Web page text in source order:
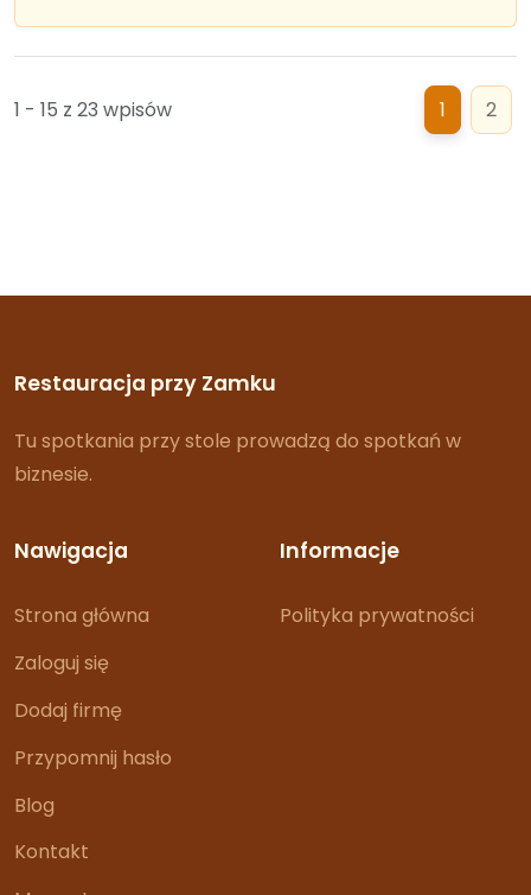
1 - 15 z 23 wpisów 1 2
Restauracja przy Zamku
Tu spotkania przy stole prowadzą do spotkań w
biznesie.
Nawigacja
Strona główna
Zaloguj się
Dodaj firmę
Przypomnij hasło
Blog
Kontakt
Informacje
Polityka prywatności